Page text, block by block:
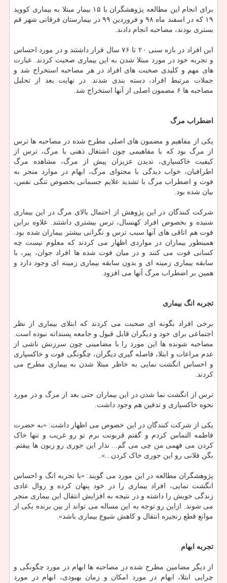
برای انجام این مطالعه پژوهشگران با ۱۵ بیمار مبتلا به بیماری کووید
۱۹ که در اسفند ماه ۹۸ و فروردین ۹۹ در بیمارستان فرقانی شهر قم
بستری بودند، مصاحبه انجام دادند.
این افراد در بازه سنی ۲۰ تا ۷۶ سال قرار داشتند و در مورد احساس
و تجربه خود در مورد مبتلا شدن به این بیماری صحبت کردند. عبارت
های مهم و کلیدی صحبت های افراد در هر مصاحبه استخراج شد و
جملات مرتبط افراد، دسته بندی شدند. در نهایت بعد از تحلیل
مصاحبه ها ۶ مضمون اصلی از آنها استخراج شد.
اضطراب مرگ
یکی از مفاهیم و مضمون های اصلی مطرح شده در مصاحبه ها ترس
از مرگ بود که با مفاهیمی چون اشتغال ذهنی با مرگ، ترس از
کیفیت خاکسپاری، ندیدن عزیزان پیش از مرگ، مشاهده مرگ
اطرافیان، خواب دیدگی با محتوای مرگ، ابهام در موارد منجر به
فوت و اضطراب مرگ با تشدید علایم جسمانی بخصوص تنگی نفس،
بیان شده بود.
شرکت کنندگان در این پژوهش از احتمال بالای مرگ در این بیماری
شنیده و بخصوص افراد کهنسال، ترس بیشتری داشتند. علاوه براین
فوت هم اتاقی های آنها سبب ترس و نگرانی بیشتر بیماران شده بود.
همینطور بیماران در مواردی اظهار می کردند که معلوم نیست چه
کسانی فوت می کنند و در میان فوت شده ها افراد جوان، پیر، با
سابقه بیماری زمینه ای و بدون سابقه بیماری زمینه ای وجود دارد و
همین بر اضطراب مرگ آنها می افزود.
تجربه انگ بیماری
برخی افراد بگونه ای صحبت می کردند که ابتلای بیماری از نظر
اجتماعی برای خود و دیگران قابل قبول و جامعه پسندانه نبوده است.
مصاحبه شونده ها این مورد را با مضامینی چون سرزنش ناشی از
عدم مراعات و ابتلا، فاصله گیری دیگران، چگونگی فوت و خاکسپاری
و احساس انگشت نمایی به خاطر مبتلا شدن به بیماری مطرح می
کردند.
ترس از انگشت نما شدن در این بیماران حتی بعد از مرگ و در مورد
نحوه خاکسپاری و تدفین هم وجود داشت.
یکی از شرکت کنندگان در این خصوص می اظهار داشت: «به حضرت
فاطمه التماس کردم و گفتم قربونت برم تو رو غریب و تنها خاک
کردن می فهمی من چی می گم... نذار این جوری رو زبون ها بیفتم.
بگن فلانی رو این جوری خاک کردن...».
پژوهشگران مطالعه در این مورد می گویند: «با تجربه انگ و احساس
انگشت نمایی، افراد بیماری را در خود پنهان کرده و روال عادی
زندگی خویش را داشته و در نتیجه به افزایش انتقال این بیماری منجر
می شوند. ازاین رو توجه به این مساله می تواند از بین برنده یکی از
موانع قطع زنجیره انتقال و کاهش شیوع بیماری باشد».
تجربه ابهام
از دیگر مضامین مطرح شده در مصاحبه ها ابهام در مورد چگونگی و
چرایی ابتلا، ابهام در مورد امکان و زمان بهبودی، ابهام در مورد